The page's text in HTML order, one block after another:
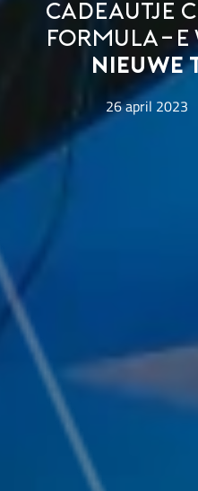
Cadeautje
Formula-E
nieuwe
26 april 2023